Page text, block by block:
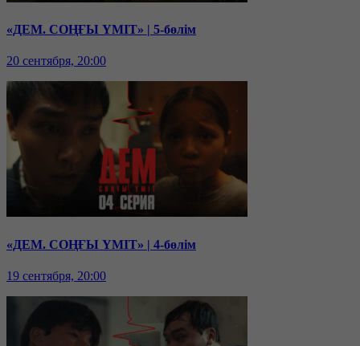
«ДЕМ. СОҢҒЫ ҮМІТ» | 5-бөлім
20 сентября, 20:00
«ДЕМ. СОҢҒЫ ҮМІТ» | 4-бөлім
19 сентября, 20:00